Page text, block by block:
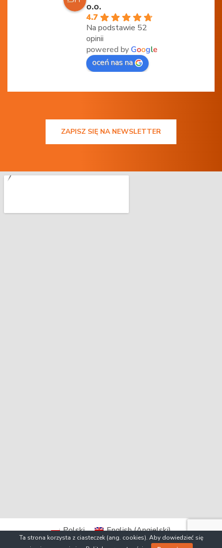
o.o.
4.7
Na podstawie 52
opinii
powered by Google
oceń nas na
ZAPISZ SIĘ NA NEWSLETTER
Ta strona korzysta z ciasteczek (ang. cookies). Aby dowiedzieć się
Polski English(Angielski)